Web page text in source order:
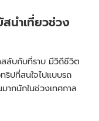
นำเที่ยวช่วง
สลับกับที่ราบ มีวิถีชีวิต
ริปที่สนใจไปแบบรถ
ากนักในช่วงเทศกาล